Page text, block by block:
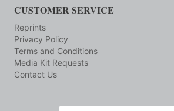
CUSTOMER SERVICE
Reprints
Privacy Policy
Terms and Conditions
Media Kit Requests
Contact Us